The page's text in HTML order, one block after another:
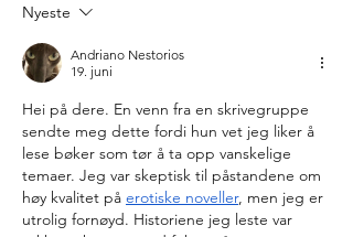
Nyeste
Andriano Nestorios
19. juni
Hei på dere. En venn fra en skrivegruppe
sendte meg dette fordi hun vet jeg liker å
lese bøker som tør å ta opp vanskelige
temaer. Jeg var skeptisk til påstandene om
høy kvalitet på erotiske noveller, men jeg er
utrolig fornøyd. Historiene jeg leste var